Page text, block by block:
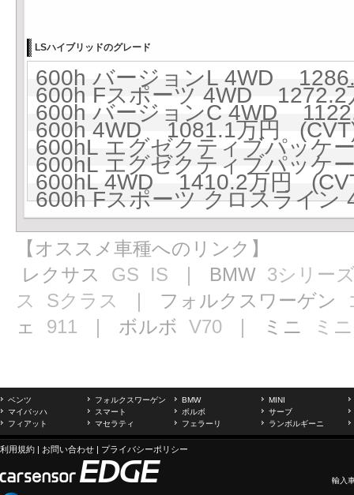
LSハイブリッドのグレード
600h バージョンL 4WD
600h Fスポーツ 4WD
600h バージョンC 4WD
600h 4WD 1081.1万円
600hL エグゼクティブパッ
600hL エグゼクティブパッ
600hL 4WD 1410.2万円
600h Fスポーツ クロスライ
【オススメ車種へのリンク】
レクサス GS IS ｜ BMW 3シリー
ス
Sクラス ｜ フォルクスワーゲン
ェ 911 ｜ ボルボ V70 ｜ ミニ ミニ
ベンツ フォルクスワーゲン BMW
MINI
マイバッハ
スマート ボルボ
サーブ
フィアット
マセラティ フェラーリ ランボルギーニ
利用規約 | お問い合わせ | プライバシーポリシー
輸入